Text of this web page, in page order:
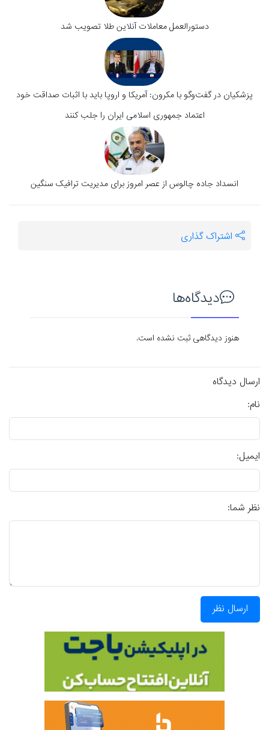
دستورالعمل معاملات آنلاین طلا تصویب شد
پزشکیان در گفت‌وگو با مکرون: آمریکا و اروپا باید با اثبات صداقت خود
اعتماد جمهوری اسلامی ایران را جلب کنند
انسداد جاده چالوس از عصر امروز برای مدیریت ترافیک سنگین
اشتراک گذاری
دیدگاه‌ها
هنوز دیدگاهی ثبت نشده است.
ارسال دیدگاه
نام:
ایمیل:
نظر شما:
ارسال نظر